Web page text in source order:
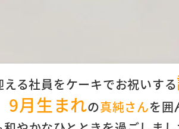
る社員をケーキでお祝いする
9月生まれの真純さんを囲